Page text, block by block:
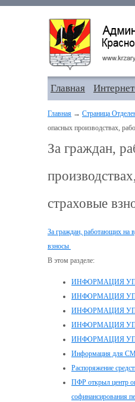
Главная
Главная → Страница
опасных производствах,
За граждан,
страховые
За граждан, работающих на
взносы
В этом разделе:
ИНФОРМАЦИЯ
ИНФОРМАЦИЯ
ИНФОРМАЦИЯ
ИНФОРМАЦИЯ
ИНФОРМАЦИЯ
Информация для
Распоряжение
ПФР открыл центр
софинансирования